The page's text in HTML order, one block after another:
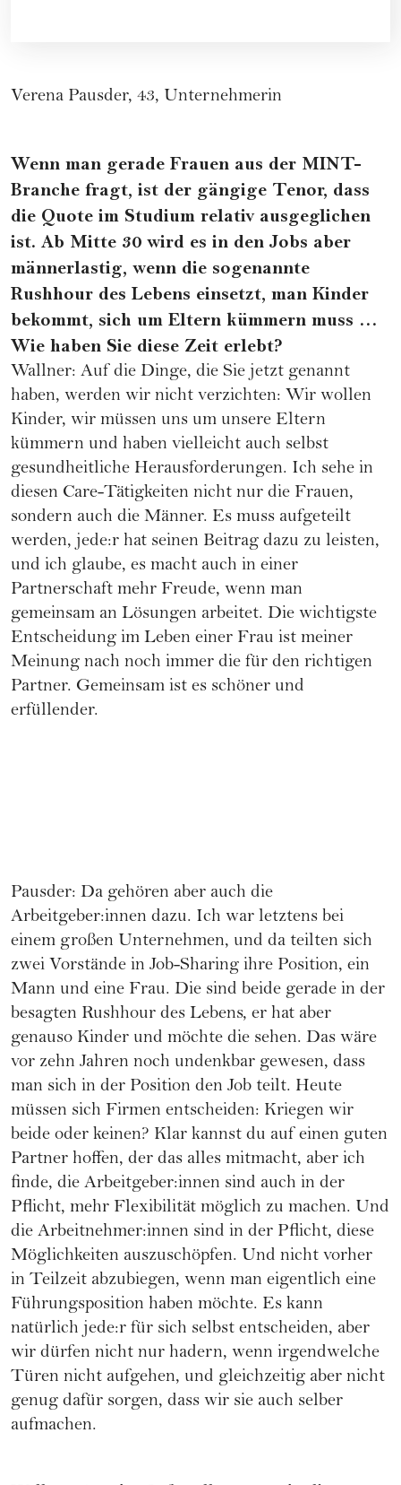
Verena Pausder, 43, Unternehmerin
Wenn man gerade Frauen aus der MINT-
Branche fragt, ist der gängige Tenor, dass
die Quote im Studium relativ ausgeglichen
ist. Ab Mitte 30 wird es in den Jobs aber
männerlastig, wenn die sogenannte
Rushhour des Lebens einsetzt, man Kinder
bekommt, sich um Eltern kümmern muss …
Wie haben Sie diese Zeit erlebt?
Wallner: Auf die Dinge, die Sie jetzt genannt
haben, werden wir nicht verzichten: Wir wollen
Kinder, wir müssen uns um unsere Eltern
kümmern und haben vielleicht auch selbst
gesundheitliche Herausforderungen. Ich sehe in
diesen Care-Tätigkeiten nicht nur die Frauen,
sondern auch die Männer. Es muss aufgeteilt
werden, jede:r hat seinen Beitrag dazu zu leisten,
und ich glaube, es macht auch in einer
Partnerschaft mehr Freude, wenn man
gemeinsam an Lösungen arbeitet. Die wichtigste
Entscheidung im Leben einer Frau ist meiner
Meinung nach noch immer die für den richtigen
Partner. Gemeinsam ist es schöner und
erfüllender.
Pausder: Da gehören aber auch die
Arbeitgeber:innen dazu. Ich war letztens bei
einem großen Unternehmen, und da teilten sich
zwei Vorstände in Job-Sharing ihre Position, ein
Mann und eine Frau. Die sind beide gerade in der
besagten Rushhour des Lebens, er hat aber
genauso Kinder und möchte die sehen. Das wäre
vor zehn Jahren noch undenkbar gewesen, dass
man sich in der Position den Job teilt. Heute
müssen sich Firmen entscheiden: Kriegen wir
beide oder keinen? Klar kannst du auf einen guten
Partner hoffen, der das alles mitmacht, aber ich
finde, die Arbeitgeber:innen sind auch in der
Pflicht, mehr Flexibilität möglich zu machen. Und
die Arbeitnehmer:innen sind in der Pflicht, diese
Möglichkeiten auszuschöpfen. Und nicht vorher
in Teilzeit abzubiegen, wenn man eigentlich eine
Führungsposition haben möchte. Es kann
natürlich jede:r für sich selbst entscheiden, aber
wir dürfen nicht nur hadern, wenn irgendwelche
Türen nicht aufgehen, und gleichzeitig aber nicht
genug dafür sorgen, dass wir sie auch selber
aufmachen.